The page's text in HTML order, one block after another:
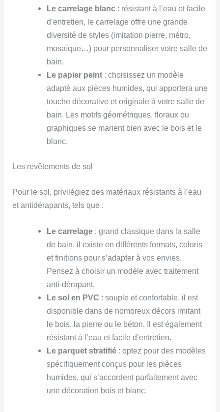
Le carrelage blanc: résistant à l’eau et facile
d’entretien, le carrelage offre une grande
diversité de styles (imitation pierre, métro,
mosaïque…) pour personnaliser votre salle de
bain.
Le papier peint: choisissez un modèle
adapté aux pièces humides, qui apportera une
touche décorative et originale à votre salle de
bain. Les motifs géométriques, floraux ou
graphiques se marient bien avec le bois et le
blanc.
Les revêtements de sol
Pour le sol, privilégiez des matériaux résistants à l’eau
et antidérapants, tels que :
Le carrelage: grand classique dans la salle
de bain, il existe en différents formats, coloris
et finitions pour s’adapter à vos envies.
Pensez à choisir un modèle avec traitement
anti-dérapant.
Le sol en PVC : souple et confortable, il est
disponible dans de nombreux décors imitant
le bois, la pierre ou le béton. Il est également
résistant à l’eau et facile d’entretien.
Le parquet stratifié: optez pour des modèles
spécifiquement conçus pour les pièces
humides, qui s’accordent parfaitement avec
une décoration bois et blanc.